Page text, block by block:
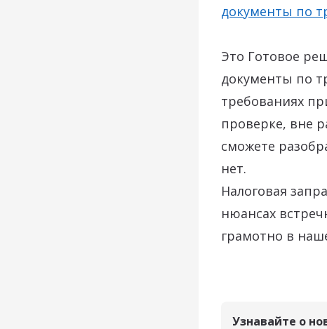
документы по
Это Готовое
документы по
требованиях
проверке, вне
сможете
нет.
Налоговая
нюансах
грамотно в
Узнавайте о